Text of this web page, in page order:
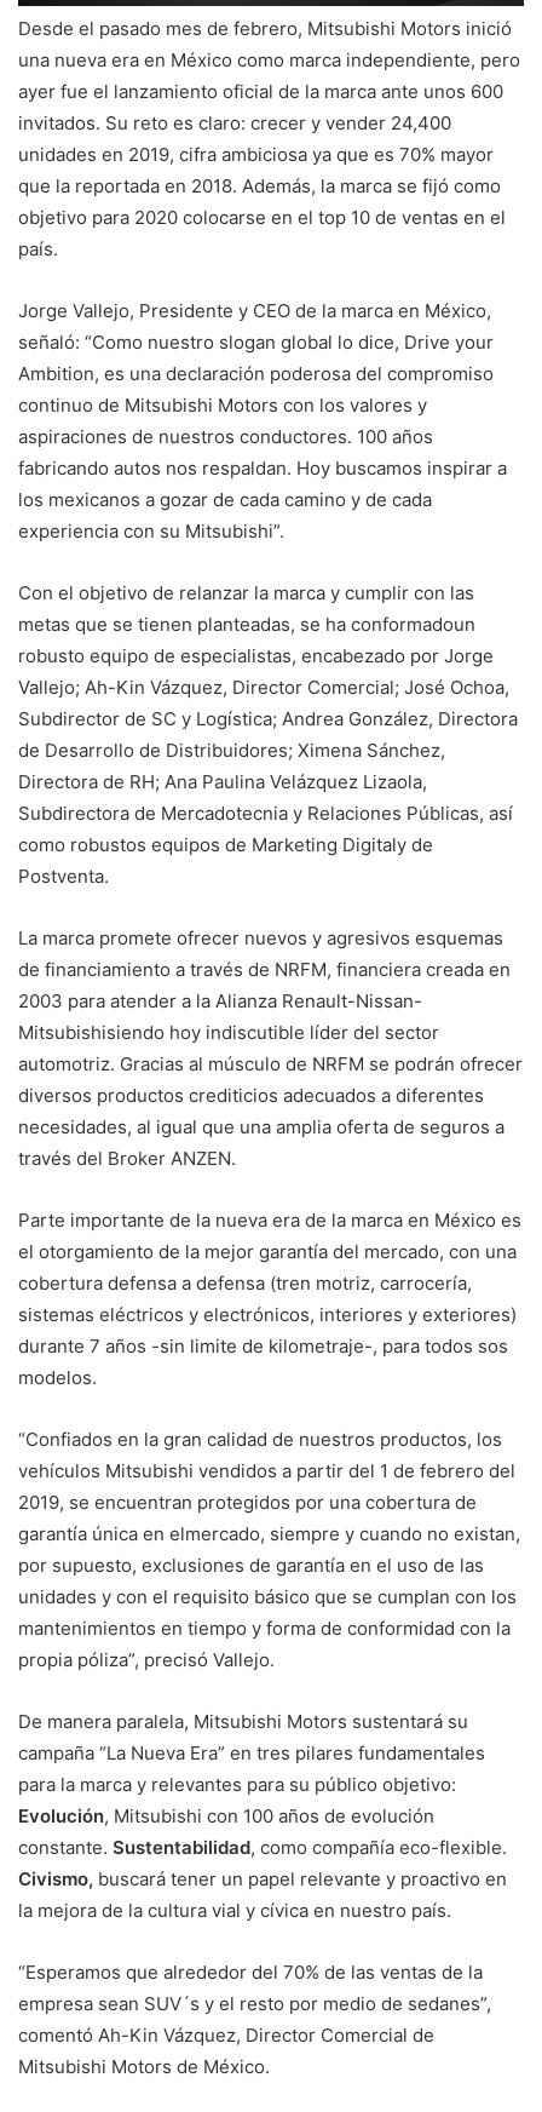
Desde el pasado mes de febrero, Mitsubishi Motors inició
una nueva era en México como marca independiente, pero
ayer fue el lanzamiento oficial de la marca ante unos 600
invitados. Su reto es claro: crecer y vender 24,400
unidades en 2019, cifra ambiciosa ya que es 70% mayor
que la reportada en 2018. Además, la marca se fijó como
objetivo para 2020 colocarse en el top 10 de ventas en el
país.
Jorge Vallejo, Presidente y CEO de la marca en México,
señaló: “Como nuestro slogan global lo dice, Drive your
Ambition, es una declaración poderosa del compromiso
continuo de Mitsubishi Motors con los valores y
aspiraciones de nuestros conductores. 100 años
fabricando autos nos respaldan. Hoy buscamos inspirar a
los mexicanos a gozar de cada camino y de cada
experiencia con su Mitsubishi”.
Con el objetivo de relanzar la marca y cumplir con las
metas que se tienen planteadas, se ha conformadoun
robusto equipo de especialistas, encabezado por Jorge
Vallejo; Ah-Kin Vázquez, Director Comercial; José Ochoa,
Subdirector de SC y Logística; Andrea González, Directora
de Desarrollo de Distribuidores; Ximena Sánchez,
Directora de RH; Ana Paulina Velázquez Lizaola,
Subdirectora de Mercadotecnia y Relaciones Públicas, así
como robustos equipos de Marketing Digitaly de
Postventa.
La marca promete ofrecer nuevos y agresivos esquemas
de financiamiento a través de NRFM, financiera creada en
2003 para atender a la Alianza Renault-Nissan-
Mitsubishisiendo hoy indiscutible líder del sector
automotriz. Gracias al músculo de NRFM se podrán ofrecer
diversos productos crediticios adecuados a diferentes
necesidades, al igual que una amplia oferta de seguros a
través del Broker ANZEN.
Parte importante de la nueva era de la marca en México es
el otorgamiento de la mejor garantía del mercado, con una
cobertura defensa a defensa (tren motriz, carrocería,
sistemas eléctricos y electrónicos, interiores y exteriores)
durante 7 años -sin limite de kilometraje-, para todos sos
modelos.
“Confiados en la gran calidad de nuestros productos, los
vehículos Mitsubishi vendidos a partir del 1 de febrero del
2019, se encuentran protegidos por una cobertura de
garantía única en elmercado, siempre y cuando no existan,
por supuesto, exclusiones de garantía en el uso de las
unidades y con el requisito básico que se cumplan con los
mantenimientos en tiempo y forma de conformidad con la
propia póliza”, precisó Vallejo.
De manera paralela, Mitsubishi Motors sustentará su
campaña “La Nueva Era” en tres pilares fundamentales
para la marca y relevantes para su público objetivo:
Evolución, Mitsubishi con 100 años de evolución
constante. Sustentabilidad, como compañía eco-flexible.
Civismo, buscará tener un papel relevante y proactivo en
la mejora de la cultura vial y cívica en nuestro país.
“Esperamos que alrededor del 70% de las ventas de la
empresa sean SUV´s y el resto por medio de sedanes”,
comentó Ah-Kin Vázquez, Director Comercial de
Mitsubishi Motors de México.